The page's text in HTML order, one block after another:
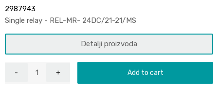
2987943
Single relay - REL-MR- 24DC/21-21/MS
Detalji proizvoda
Add to cart